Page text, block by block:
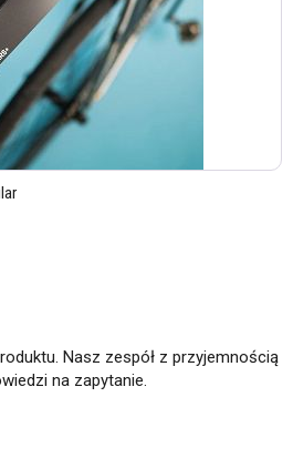
Nasz zespół z przyjemnością
na zapytanie.